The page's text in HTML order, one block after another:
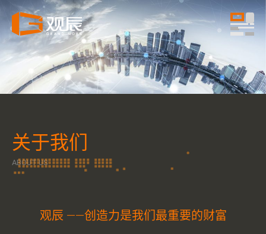
关于我们
ABOUT US
观辰 ——创造力是我们最重要的财富​
关于我们
关于我们
关于我们